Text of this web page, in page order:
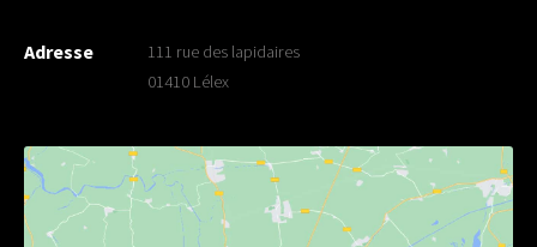
Adresse
111 rue des lapidaires
01410 Lélex